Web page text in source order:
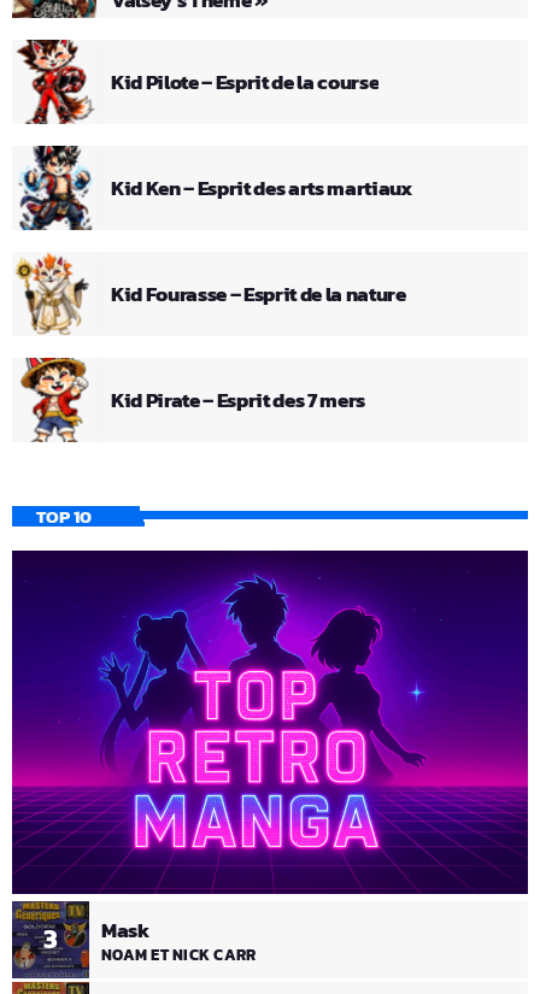
Kid Pilote – Esprit de la course
Kid Ken – Esprit des arts martiaux
Kid Fourasse – Esprit de la nature
Kid Pirate – Esprit des 7 mers
TOP 10
3 Mask
NOAM ET NICK CARR